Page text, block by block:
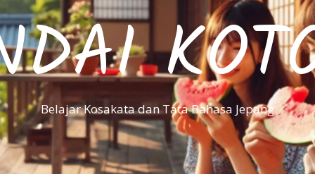
Belajar Kosakata dan Tata Bahasa Jepang